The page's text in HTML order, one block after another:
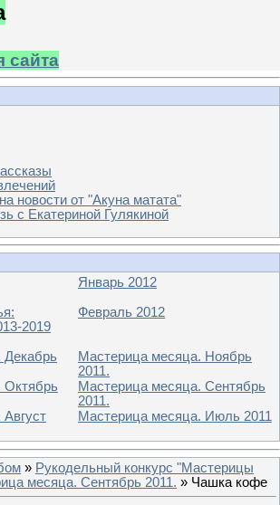
сайта
новости от "Акуна матата"
с Екатериной Гулякиной
Январь 2012
2019
Февраль 2012
Декабрь
Мастерица месяца. Ноябрь
2011.
Октябрь
Мастерица месяца. Сентябрь
2011.
Мастерица месяца. Июль 2011
» Рукодельный конкурс "Мастерицы
месяца. Сентябрь 2011. » Чашка кофе